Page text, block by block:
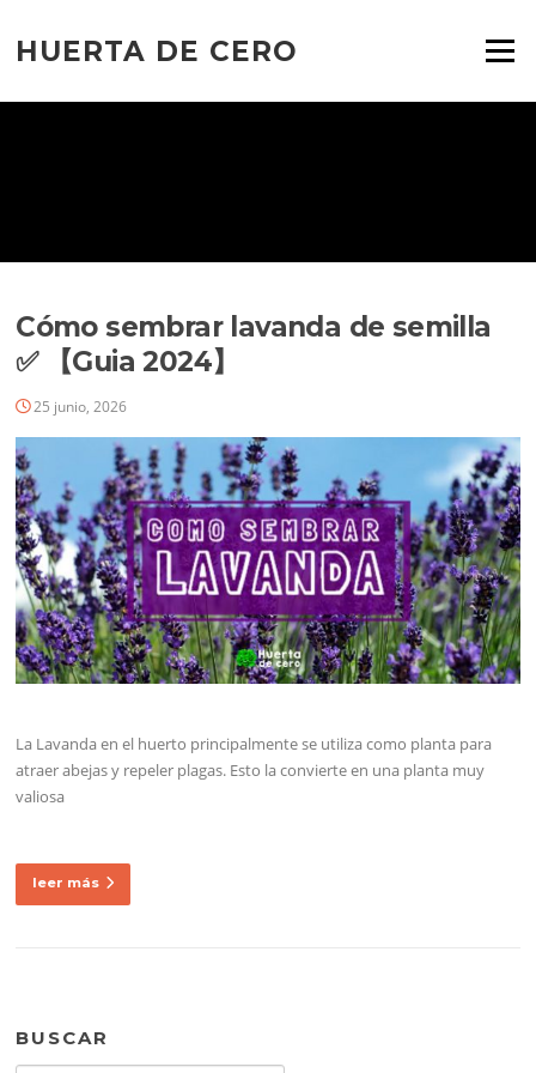
contenido
HUERTA DE CERO Menú
Cómo sembrar lavanda de semilla
✅ 【Guia 2024】
25 junio, 2026
La Lavanda en el huerto principalmente se utiliza como planta para
atraer abejas y repeler plagas. Esto la convierte en una planta muy
valiosa
leer más
BUSCAR